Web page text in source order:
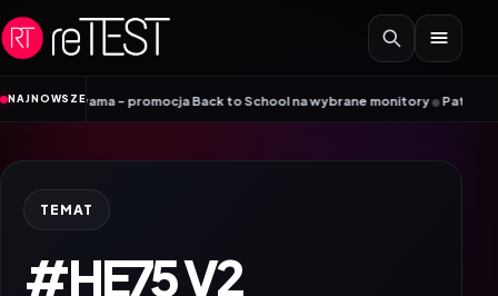
Przejdź do treści
NAJNOWSZE
z iiyama – promocja Back to School na wybrane monitory•Patriot i ROG
TEMAT
#HE75 V2